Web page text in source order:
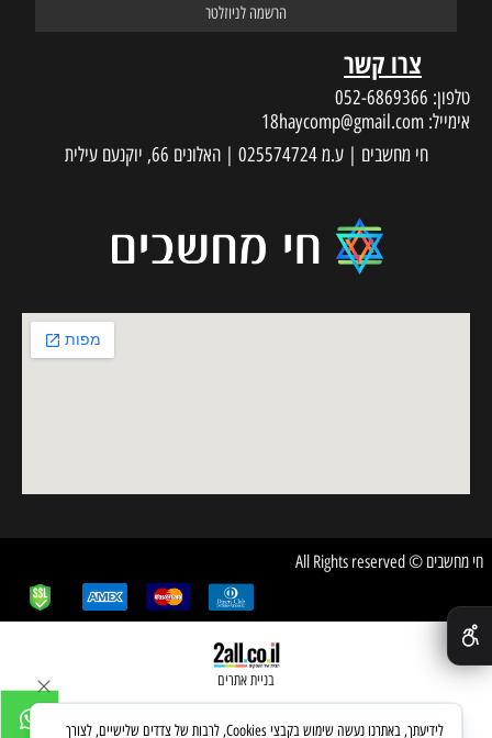
צרו קשר
טלפון: 052-6869366
אימייל: 18haycomp@gmail.com
חי מחשבים | ע.מ 025574724 | האלונים 66, יוקנעם עילית
חי מחשבים © All Rights reserved
בניית אתרים
לידיעתך, באתרנו נעשה שימוש בקבצי Cookies, לרבות של צדדים שלישיים, לצורך